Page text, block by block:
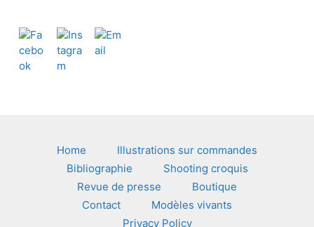
s
Footer
Home
Illustrations sur commandes
Bibliographie
Shooting croquis
Revue de presse
Boutique
Contact
Modèles vivants
Privacy Policy